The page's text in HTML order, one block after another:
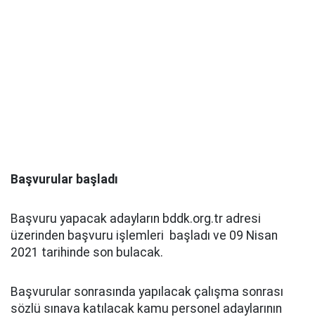
Başvurular başladı
Başvuru yapacak adayların bddk.org.tr adresi
üzerinden başvuru işlemleri başladı ve 09 Nisan
2021 tarihinde son bulacak.
Başvurular sonrasında yapılacak çalışma sonrası
sözlü sınava katılacak kamu personel adaylarının